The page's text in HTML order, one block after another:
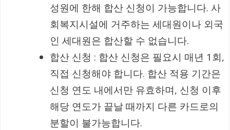
성원에 한해 합산 신청이 가능합니다. 사
회복지시설에 거주하는 세대원이나 외국
인 세대원은 합산할 수 없습니다.
합산 신청 : 합산 신청은 필요시 매년 1회,
직접 신청해야 합니다. 합산 적용 기간은
신청 연도 내에서만 유효하며, 신청 이후
해당 연도가 끝날 때까지 다른 카드로의
분할이 불가능합니다.